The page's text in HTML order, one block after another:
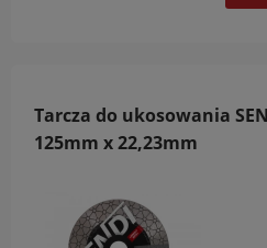
Tarcza do ukosowania
125mm x 22,23mm